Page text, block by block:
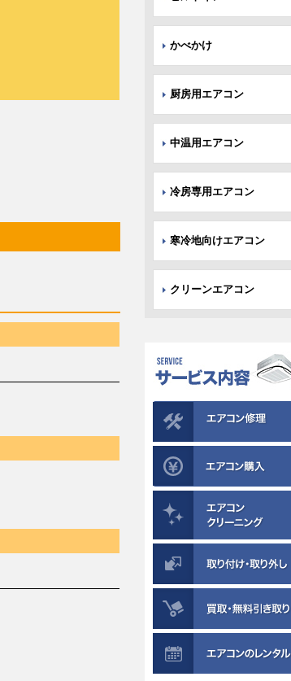
かべかけ
厨房用エアコン
中温用エアコン
冷房専用エアコン
寒冷地向けエアコン
クリーンエアコン